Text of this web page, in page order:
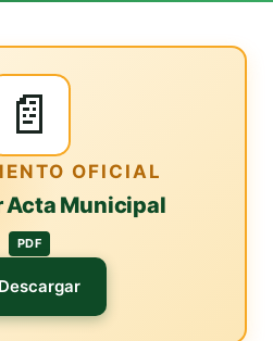
📄
OFICIAL
Acta Municipal
PDF